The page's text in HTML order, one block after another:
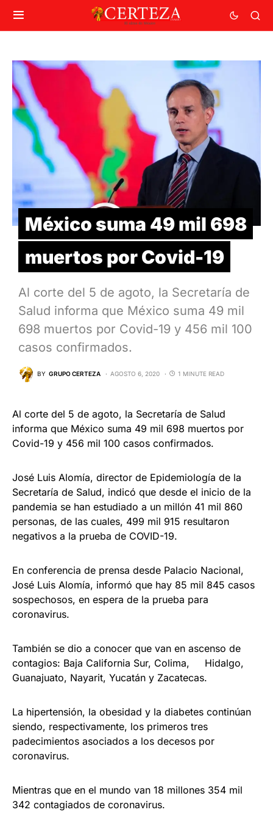
México suma 49 mil 698
muertos por Covid-19
Al corte del 5 de agoto, la Secretaría de
Salud informa que México suma 49 mil
698 muertos por Covid-19 y 456 mil 100
casos confirmados.
BY GRUPO CERTEZA AGOSTO 6, 2020 1 MINUTE READ
Al corte del 5 de agoto, la Secretaría de Salud
informa que México suma 49 mil 698 muertos por
Covid-19 y 456 mil 100 casos confirmados.
José Luis Alomía, director de Epidemiología de la
Secretaría de Salud, indicó que desde el inicio de la
pandemia se han estudiado a un millón 41 mil 860
personas, de las cuales, 499 mil 915 resultaron
negativos a la prueba de COVID-19.
En conferencia de prensa desde Palacio Nacional,
José Luis Alomía, informó que hay 85 mil 845 casos
sospechosos, en espera de la prueba para
coronavirus.
También se dio a conocer que van en ascenso de
contagios: Baja California Sur, Colima, Hidalgo,
Guanajuato, Nayarit, Yucatán y Zacatecas.
La hipertensión, la obesidad y la diabetes continúan
siendo, respectivamente, los primeros tres
padecimientos asociados a los decesos por
coronavirus.
Mientras que en el mundo van 18 millones 354 mil
342 contagiados de coronavirus.